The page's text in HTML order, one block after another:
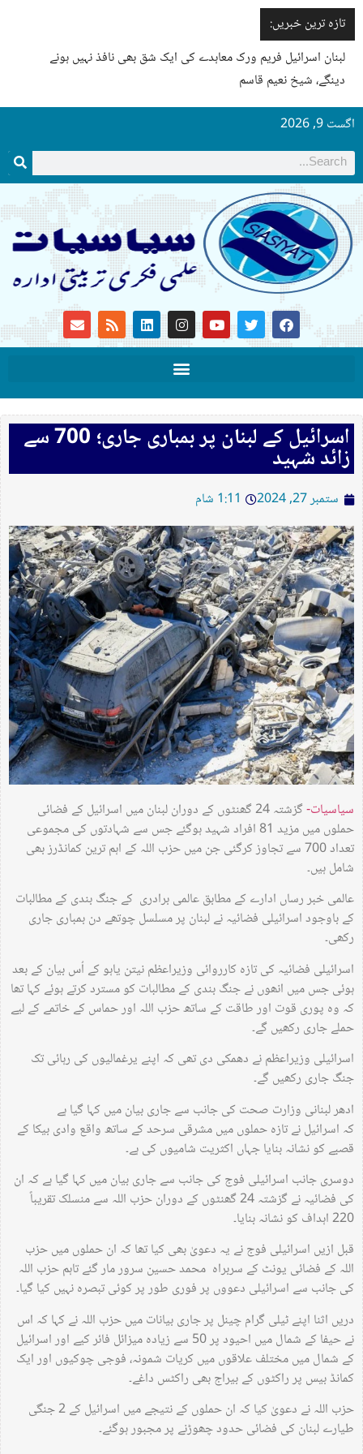
تازہ ترین خبریں:
لبنان اسرائیل فریم ورک معاہدے کی ایک شق بھی نافذ نہیں ہونے
دینگے، شیخ نعیم قاسم
اگست 9, 2026
اسرائیل کے لبنان پر بمباری جاری؛ 700 سے
زائد شہید
ستمبر 27, 2024 1:11 شام
سیاسیات-
گزشتہ 24 گھنٹوں کے دوران لبنان میں اسرائیل کے فضائی
حملوں میں مزید 81 افراد شہید ہوگئے جس سے شہادتوں کی مجموعی
تعداد 700 سے تجاوز کرگئی جن میں حزب اللہ کے اہم ترین کمانڈرز بھی
شامل ہیں۔
عالمی خبر رساں ادارے کے مطابق عالمی برادری کے جنگ بندی کے مطالبات
کے باوجود اسرائیلی فضائیہ نے لبنان پر مسلسل چوتھے دن بمباری جاری
رکھی۔
اسرائیلی فضائیہ کی تازہ کارروائی وزیراعظم نیتن یاہو کے اُس بیان کے بعد
ہوئی جس میں انھوں نے جنگ بندی کے مطالبات کو مسترد کرتے ہوئے کہا تھا
کہ وہ پوری قوت اور طاقت کے ساتھ حزب اللہ اور حماس کے خاتمے کے لیے
حملے جاری رکھیں گے۔
اسرائیلی وزیراعظم نے دھمکی دی تھی کہ اپنے یرغمالیوں کی رہائی تک
جنگ جاری رکھیں گے۔
ادھر لبنانی وزارت صحت کی جانب سے جاری بیان میں کہا گیا ہے
کہ اسرائیل نے تازہ حملوں میں مشرقی سرحد کے ساتھ واقع وادی بیکا کے
قصبے کو نشانہ بنایا جہاں اکثریت شامیوں کی ہے۔
دوسری جانب اسرائیلی فوج کی جانب سے جاری بیان میں کہا گیا ہے کہ ان
کی فضائیہ نے گزشتہ 24 گھنٹوں کے دوران حزب اللہ سے منسلک تقریباً
220 اہداف کو نشانہ بنایا۔
قبل ازیں اسرائیلی فوج نے یہ دعویٰ بھی کیا تھا کہ ان حملوں میں حزب
اللہ کے فضائی یونٹ کے سربراہ محمد حسین سرور مار گئے تاہم حزب اللہ
کی جانب سے اسرائیلی دعووں پر فوری طور پر کوئی تبصرہ نہیں کیا گیا۔
دریں اثنا اپنے ٹیلی گرام چینل پر جاری بیانات میں حزب اللہ نے کہا کہ اس
نے حیفا کے شمال میں احیود پر 50 سے زیادہ میزائل فائر کیے اور اسرائیل
کے شمال میں مختلف علاقوں میں کریات شمونہ، فوجی چوکیوں اور ایک
کمانڈ بیس پر راکٹوں کے بیراج بھی راکٹس داغے۔
حزب اللہ نے دعویٰ کیا کہ ان حملوں کے نتیجے میں اسرائیل کے 2 جنگی
طیارے لبنان کی فضائی حدود چھوڑنے پر مجبور ہوگئے۔